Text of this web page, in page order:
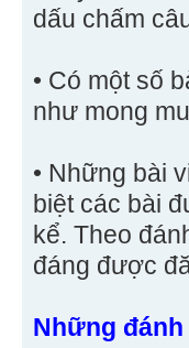
dấu chấm
• Có một số
như mong
• Những bài
biệt các bài
kể. Theo
đáng được
Những